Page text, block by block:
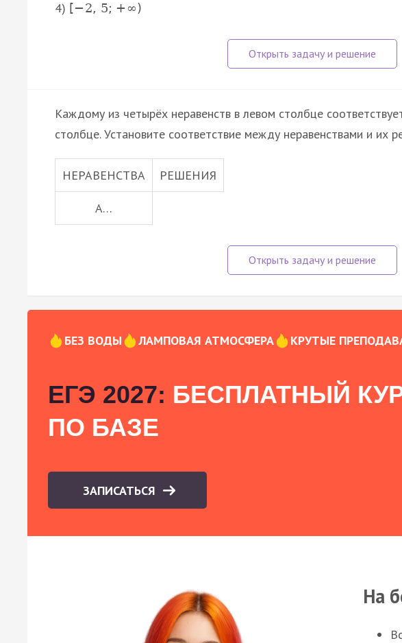
4) [−2, 5; +∞)
Каждому из четырёх неравенств в левом столбце
столбце. Установите соответствие между неравенствами и их
НЕРАВЕНСТВА РЕШЕНИЯ
А…
БЕЗ ВОДЫ ЛАМПОВАЯ АТМОСФЕРА КРУТЫЕ
ЕГЭ 2027: БЕСПЛАТНЫЙ
ПО БАЗЕ
ЗАПИСАТЬСЯ
На